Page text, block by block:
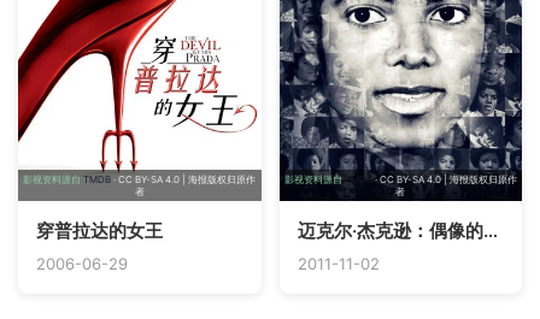
影视资料源自TMDB · CC BY-SA 4.0 | 海报版权归原作
者
穿普拉达的女王
2006-06-29
影视资料源自TMDB· CC BY-SA 4.0 | 海报版权归原作
者
迈克尔·杰克逊：偶像的一生
2011-11-02